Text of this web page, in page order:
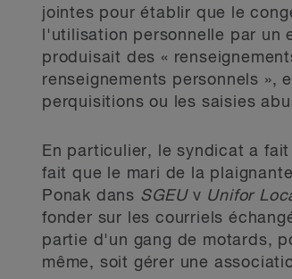
jointes pour établir que le
l'utilisation personnelle par un
produisait des «
renseignements personnels »,
perquisitions ou les saisies
En particulier, le syndicat a
fait que le mari de la
Ponak dans SGEUv Unifor
fonder sur les courriels
partie d'un gang de motards,
même, soit gérer une